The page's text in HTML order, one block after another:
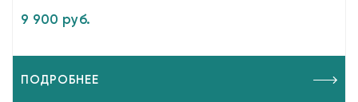
9 900 руб.
ПОДРОБНЕЕ